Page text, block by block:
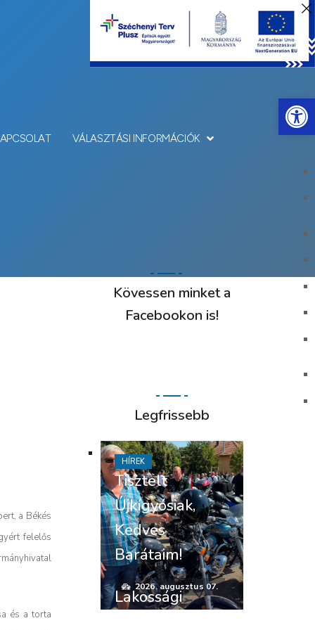
VÁLASZTÁSI INFORMÁCIÓK
a Békés
felelős
és a torta
Kövessen minket a
Facebookon is!
Legfrissebb
Tisztelt
Újkígyósiak,
Kedves
Barátaim!
2026. augusztus 07.
HÍREK
Lakossági